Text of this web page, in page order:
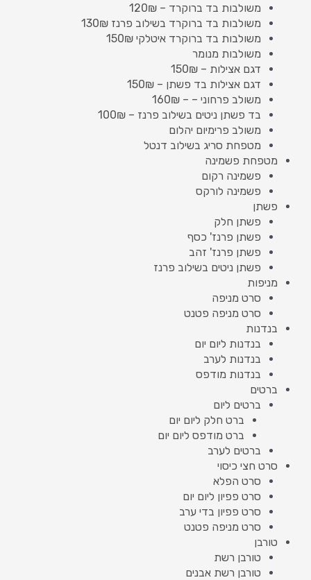
משולבות בד ברוקרד – 120₪
משולבות בד ברוקרד בשילוב פרנז 130₪
משולבות בד ברוקרד איטלקי 150₪
משולבות מנומר
דגם אצילות – 150₪
דגם אצילות בד פשתן – 150₪
משולב פרחוני – – 160₪
בד פשתן ניטים בשילוב פרנז – 100₪
משולב פרימיום יהלום
מטפחת סריג בשילוב דנטל
מטפחת פשמינה
פשמינה רקום
פשמינה לורקס
פשתן
פשתן חלק
פשתן פרנז' כסף
פשתן פרנז' זהב
פשתן ניטים בשילוב פרנז
מניפות
סרט מניפה
סרט מניפה פטנט
בנדנות
בנדנות ליום יום
בנדנות לערב
בנדנות מודפס
ברטים
ברטים ליום
ברט חלק ליום יום
ברט מודפס ליום יום
ברטים לערב
סרט חצי כיסוי
סרט הפלא
סרט פפיון ליום יום
סרט פפיון בדי ערב
סרט מניפה פטנט
טורבן
טורבן רשת
טורבן רשת אבנים